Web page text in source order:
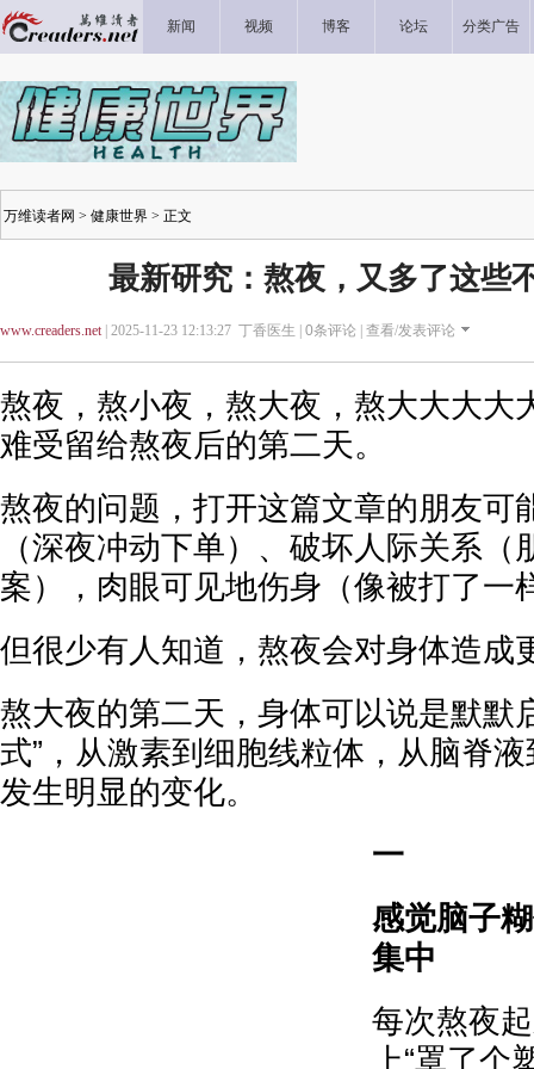
新闻 视频 博客 论坛 分类广告
万维读者网 > 健康世界 > 正文
最新研究：熬夜，又多了这些
www.creaders.net| 2025-11-23 12:13:27 丁香医生 | 0条评论 | 查看/发表评论
熬夜，熬小夜，熬大夜，熬大大大大
难受留给熬夜后的第二天。
熬夜的问题，打开这篇文章的朋友可
（深夜冲动下单）、破坏人际关系（
案），肉眼可见地伤身（像被打了
但很少有人知道，熬夜会对身体造成
熬大夜的第二天，身体可以说是默默
式”，从激素到细胞线粒体，从脑脊
发生明显的变化。
一
感觉脑子
集中
每次熬夜
上“罩了个